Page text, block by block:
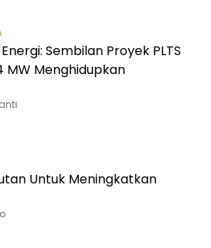
Sembilan Proyek PLTS
MW Menghidupkan
Untuk Meningkatkan